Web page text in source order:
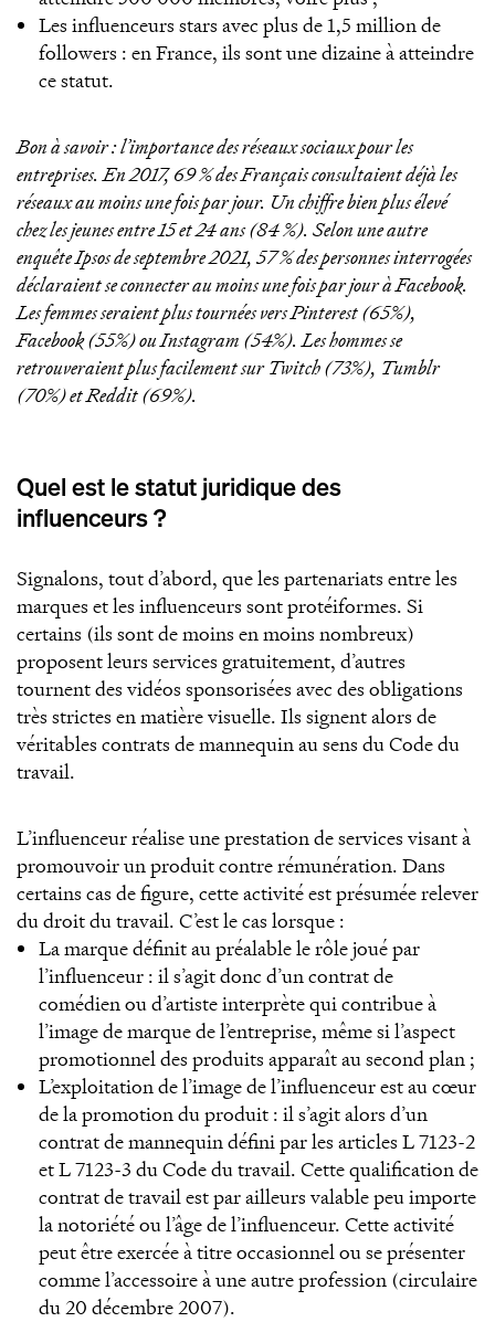
Les influenceurs stars avec plus de 1,5 million de
followers : en France, ils sont une dizaine à atteindre
ce statut.
Bon à savoir : l’importance des réseaux sociaux pour les
entreprises. En 2017, 69 % des Français consultaient déjà les
réseaux au moins une fois par jour. Un chiffre bien plus élevé
chez les jeunes entre 15 et 24 ans (84 %). Selon une autre
enquête Ipsos de septembre 2021, 57 % des personnes interrogées
déclaraient se connecter au moins une fois par jour à Facebook.
Les femmes seraient plus tournées vers Pinterest (65%),
Facebook (55%) ou Instagram (54%). Les hommes se
retrouveraient plus facilement sur Twitch (73%), Tumblr
(70%) et Reddit (69%).
Quel est le statut juridique des
influenceurs ?
Signalons, tout d’abord, que les partenariats entre les
marques et les influenceurs sont protéiformes. Si
certains (ils sont de moins en moins nombreux)
proposent leurs services gratuitement, d’autres
tournent des vidéos sponsorisées avec des obligations
très strictes en matière visuelle. Ils signent alors de
véritables contrats de mannequin au sens du Code du
travail.
L’influenceur réalise une prestation de services visant à
promouvoir un produit contre rémunération. Dans
certains cas de figure, cette activité est présumée relever
du droit du travail. C’est le cas lorsque :
La marque définit au préalable le rôle joué par
l’influenceur : il s’agit donc d’un contrat de
comédien ou d’artiste interprète qui contribue à
l’image de marque de l’entreprise, même si l’aspect
promotionnel des produits apparaît au second plan ;
L’exploitation de l’image de l’influenceur est au cœur
de la promotion du produit : il s’agit alors d’un
contrat de mannequin défini par les articles L 7123-2
et L 7123-3 du Code du travail. Cette qualification de
contrat de travail est par ailleurs valable peu importe
la notoriété ou l’âge de l’influenceur. Cette activité
peut être exercée à titre occasionnel ou se présenter
comme l’accessoire à une autre profession (circulaire
du 20 décembre 2007).